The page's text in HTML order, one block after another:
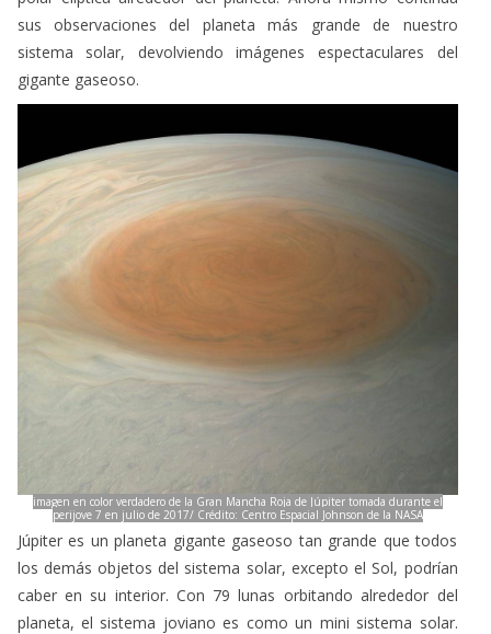
sus observaciones del planeta más grande de nuestro
sistema solar, devolviendo imágenes espectaculares del
gigante gaseoso.
imagen en color verdadero de la Gran Mancha Roja de Júpiter tomada durante el
perijove 7 en julio de 2017/ Crédito: Centro Espacial Johnson de la NASA
Júpiter es un planeta gigante gaseoso tan grande que todos
los demás objetos del sistema solar, excepto el Sol, podrían
caber en su interior. Con 79 lunas orbitando alrededor del
planeta, el sistema joviano es como un mini sistema solar.